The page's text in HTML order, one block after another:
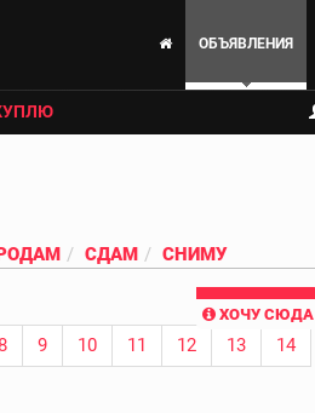
ОБЪЯВЛЕНИЯ
СДАМ СНИМУ
ХОЧУ СЮДА
8 9 10 11 12 13
14